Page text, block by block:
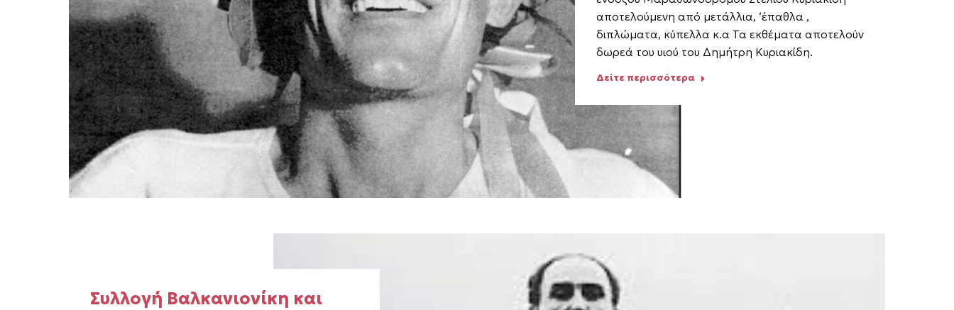
αποτελούμενη από μετάλλια, ‘έπαθλα ,
διπλώματα, κύπελλα κ.α Τα εκθέματα αποτελούν
δωρεά του υιού του Δημήτρη Κυριακίδη.
Δείτε περισσότερα
Συλλογή Βαλκανιονίκη και